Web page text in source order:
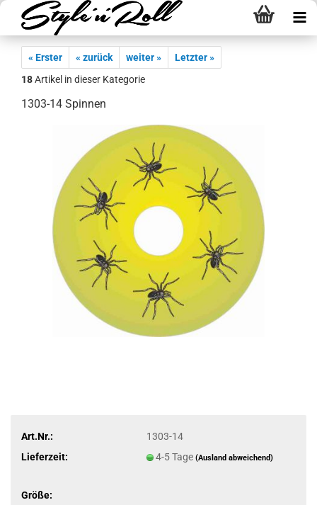
« Erster « zurück weiter »
Letzter »
18Artikel in dieser Kategorie
1303-14 Spinnen
Art.Nr.:
1303-14
Lieferzeit:
4-5 Tage (Ausland abweichend)
Größe: